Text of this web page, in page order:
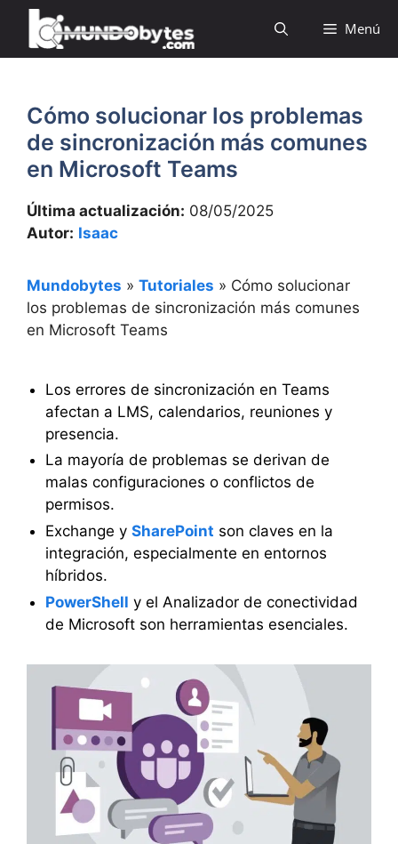
Saltar
contenido
Menú
Cómo solucionar los problemas
de sincronización más comunes
en Microsoft Teams
Última actualización: 08/05/2025
Autor: Isaac
Mundobytes » Tutoriales » Cómo solucionar
los problemas de sincronización más comunes
en Microsoft Teams
Los errores de sincronización en Teams
afectan a LMS, calendarios, reuniones y
presencia.
La mayoría de problemas se derivan de
malas configuraciones o conflictos de
permisos.
Exchange y SharePoint son claves en la
integración, especialmente en entornos
híbridos.
PowerShell y el Analizador de conectividad
de Microsoft son herramientas esenciales.